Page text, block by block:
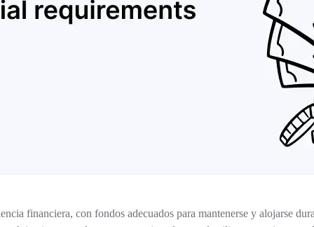
financiera, con fondos adecuados para mantenerse y alojarse